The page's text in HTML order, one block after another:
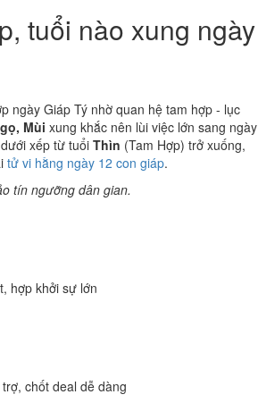
tuổi nào xung ngày
ngày Giáp Tý nhờ quan hệ tam hợp - lục
Mùi xung khắc nên lùi việc lớn sang ngày
xếp từ tuổi Thìn (Tam Hợp) trở xuống,
tử vi hằng ngày 12 con giáp.
tín ngưỡng dân gian.
hợp khởi sự lớn
chốt deal dễ dàng